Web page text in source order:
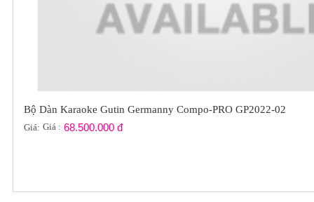
Bộ Dàn Karaoke Gutin Germanny Compo-PRO GP2022-02
Giá: Giá : 68.500.000 đ